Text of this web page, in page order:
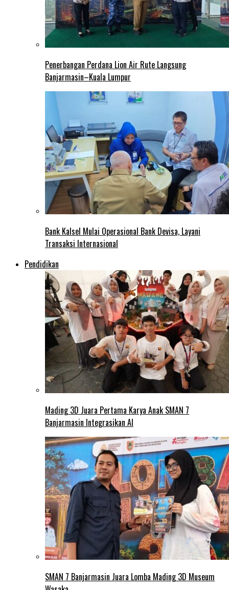
Penerbangan Perdana Lion Air Rute Langsung
Banjarmasin–Kuala Lumpur
Bank Kalsel Mulai Operasional Bank Devisa, Layani
Transaksi Internasional
Pendidikan
Mading 3D Juara Pertama Karya Anak SMAN 7
Banjarmasin Integrasikan AI
SMAN 7 Banjarmasin Juara Lomba Mading 3D Museum